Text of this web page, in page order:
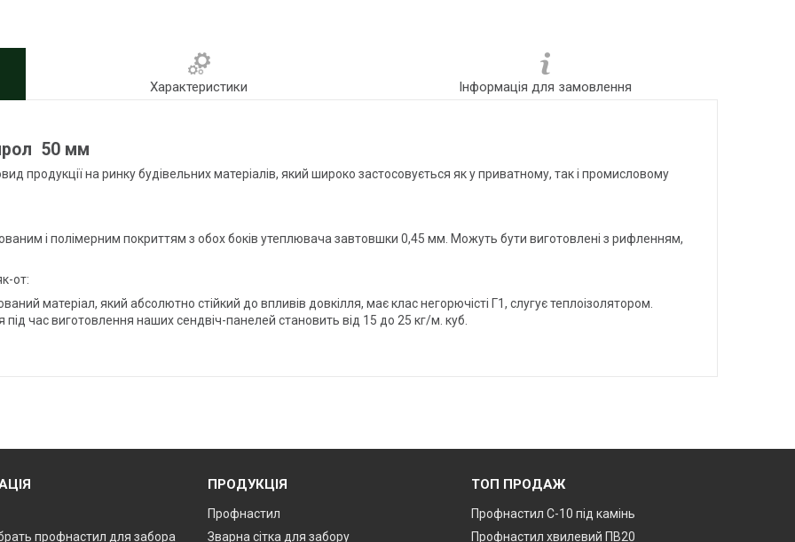
Характеристики Інформація для замовлення
50 мм
продукції на ринку будівельних матеріалів, який широко застосовується як у приватному, так і промисловому
і полімерним покриттям з обох боків утеплювача завтовшки 0,45 мм. Можуть бути виготовлені з рифленням,
от:
матеріал, який абсолютно стійкий до впливів довкілля, має клас негорючісті Г1, слугує теплоізолятором.
під час виготовлення наших сендвіч-панелей становить від 15 до 25 кг/м. куб.
профнастил для забора
ПРОДУКЦІЯ
Профнастил
Зварна сітка для забору
ТОП ПРОДАЖ
Профнастил С-10 під камінь
Профнастил хвилевий ПВ20